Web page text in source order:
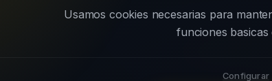
Usamos cookies necesarias para
funciones basicas
Configurar